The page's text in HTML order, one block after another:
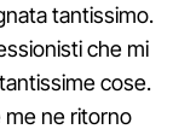
tantissimo.
che mi
cose.
me ne ritorno